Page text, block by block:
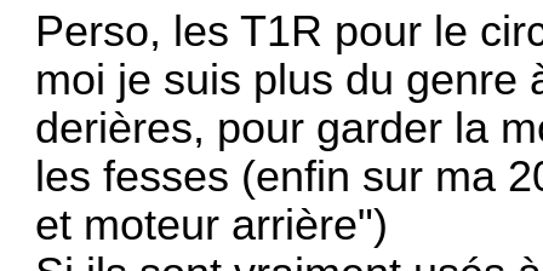
Perso, les T1R pour le
moi je suis plus du genre
derières, pour garder la
les fesses (enfin sur ma
et moteur arrière")